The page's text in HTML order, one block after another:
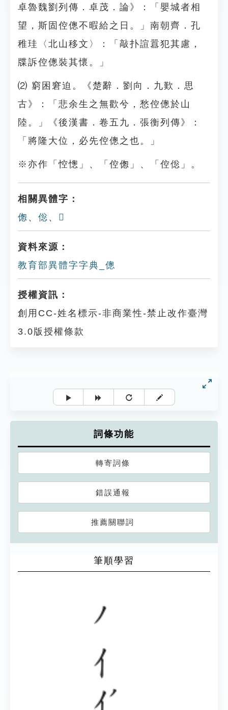
卓魯魏劉列傳．卓茂．論》：「嬰城者相
望，斯固倥傯不暇給之日。」南朝齊．孔
稚珪〈北山移文〉：「敲扑諠囂犯其慮，
牒訴倥傯裝其懷。」
⑵ 窮困窘迫。《楚辭．劉向．九歎．思
古》：「悲余生之無歡兮，愁倥傯於山
陸。」《後漢書．卷五九．張衡列傳》：
「將隆大位，必先倥傯之也。」
※亦作「悾憁」、「倥偬」、「倥倊」。
相關異體字：
偬 、 倊 、 𠏨
資料來源：
教育部異體字字典_傯
授權資訊：
創用CC-姓名標示-非商業性-禁止改作臺灣
3.0版授權條款
詞條功能
轉寄詞條
錯誤通報
推薦關聯詞
筆順學習